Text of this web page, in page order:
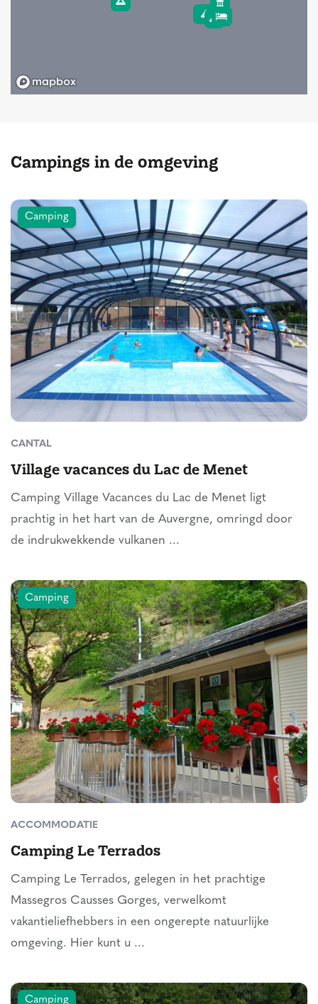
Campings in de omgeving
Camping
CANTAL
Village vacances du Lac de Menet
Camping Village Vacances du Lac de Menet ligt
prachtig in het hart van de Auvergne, omringd door
de indrukwekkende vulkanen ...
Camping
ACCOMMODATIE
Camping Le Terrados
Camping Le Terrados, gelegen in het prachtige
Massegros Causses Gorges, verwelkomt
vakantieliefhebbers in een ongerepte natuurlijke
omgeving. Hier kunt u ...
Camping